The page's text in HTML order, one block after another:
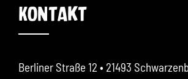
Kontakt
Berliner Straße 12 • 21493